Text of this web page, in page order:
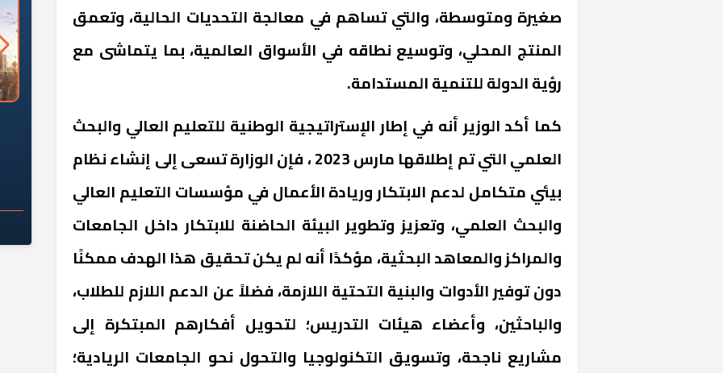
صغيرة ومتوسطة، والتي تساهم في معالجة التحديات الحالية، وتعمق
المنتج المحلي، وتوسيع نطاقه في الأسواق العالمية، بما يتماشى مع
رؤية الدولة للتنمية المستدامة.
كما أكد الوزير أنه في إطار الإستراتيجية الوطنية للتعليم العالي والبحث
العلمي التي تم إطلاقها مارس 2023 ، فإن الوزارة تسعى إلى إنشاء نظام
بيئي متكامل لدعم الابتكار وريادة الأعمال في مؤسسات التعليم العالي
والبحث العلمي، وتعزيز وتطوير البيئة الحاضنة للابتكار داخل الجامعات
والمراكز والمعاهد البحثية، مؤكدًا أنه لم يكن تحقيق هذا الهدف ممكنًا
دون توفير الأدوات والبنية التحتية اللازمة، فضلاً عن الدعم اللازم للطلاب،
والباحثين، وأعضاء هيئات التدريس؛ لتحويل أفكارهم المبتكرة إلى
مشاريع ناجحة، وتسويق التكنولوجيا والتحول نحو الجامعات الريادية؛
«المؤشر» يطرح السؤال الصعب: هل
كان اختيار خريج معهد العاشر من
رمضان وزيرًا للإسكان قرارًا صائبًا؟
لماذا تخالف الشركات العقارية
تعليمات الرئيس السيسي؟